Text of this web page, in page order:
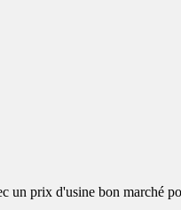
un prix d'usine bon marché